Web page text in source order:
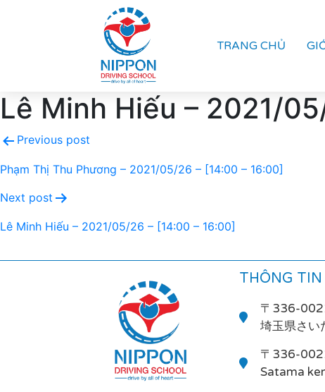
TRANG CHỦ
Lê Minh Hiếu – 2021/
Previous post
Phạm Thị Thu Phương – 2021/05/26 – [14:00 – 16:00]
Next post
Lê Minh Hiếu – 2021/05/26 – [14:00 – 16:00]
THÔNG TIN
〒336-
埼玉県さい
〒336-
Satama